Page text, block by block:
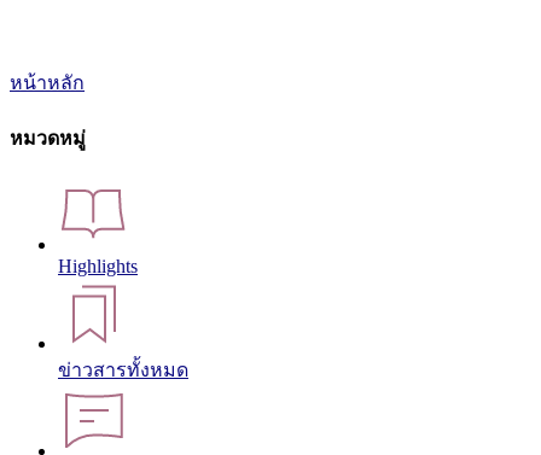
หน้าหลัก
หมวดหมู่
Highlights
ข่าวสารทั้งหมด